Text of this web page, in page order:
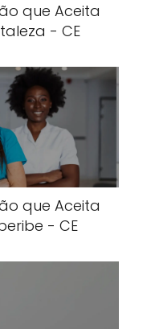
que Aceita
- CE
que Aceita
- CE